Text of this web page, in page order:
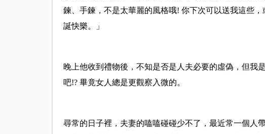
鍊、手鍊，不是太華麗的風格哦! 你下次可以送我這些
誕快樂。」
晚上他收到禮物後，不知是否是人夫必要的虛偽，但我
吧!? 畢竟女人總是更觀察入微的。
尋常的日子裡，夫妻的嗑嗑碰碰少不了，最近常一個人